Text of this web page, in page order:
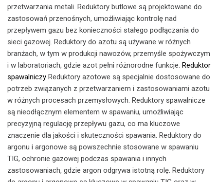
przetwarzania metali. Reduktory butlowe są projektowane do
zastosowań przenośnych, umożliwiając kontrolę nad
przepływem gazu bez konieczności stałego podłączania do
sieci gazowej. Reduktory do azotu są używane w różnych
branżach, w tym w produkcji nawozów, przemyśle spożywczym
i w laboratoriach, gdzie azot pełni różnorodne funkcje. Reduktor
spawalniczy Reduktory azotowe są specjalnie dostosowane do
potrzeb związanych z przetwarzaniem i zastosowaniami azotu
w różnych procesach przemysłowych. Reduktory spawalnicze
są nieodłącznym elementem w spawaniu, umożliwiając
precyzyjną regulację przepływu gazu, co ma kluczowe
znaczenie dla jakości i skuteczności spawania. Reduktory do
argonu i argonowe są powszechnie stosowane w spawaniu
TIG, ochronie gazowej podczas spawania i innych
zastosowaniach, gdzie argon odgrywa istotną rolę. Reduktory